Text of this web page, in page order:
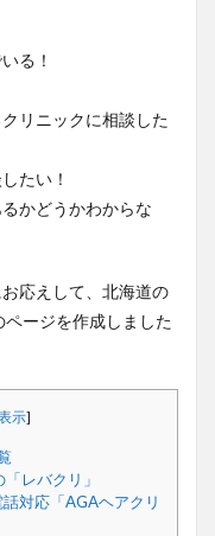
る！
リニックに相談した
たい！
かどうかわからな
応えして、北海道の
ージを作成しました
示]
レバクリ」
対応「AGAヘアクリ